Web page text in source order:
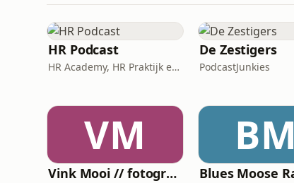
HR Podcast
HR Academy, HR Praktijk en CHRO
De Zestigers
PodcastJunkies
VM
Vink Mooi // fotografiepodcast die verder gaat dan het kader
BM